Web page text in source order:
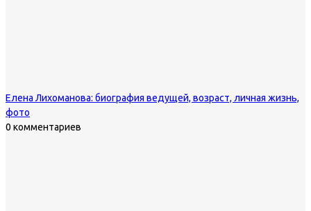
Елена Лихоманова: биография ведущей, возраст, личная жизнь,
фото
0 комментариев